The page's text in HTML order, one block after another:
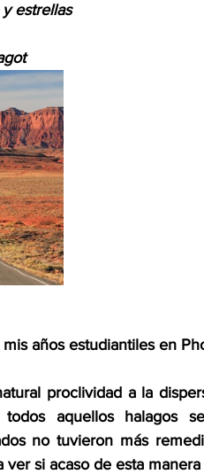
y estrellas
Sagot
años estudiantiles en
proclividad a la
aquellos halagos
no tuvieron más
ver si acaso de esta